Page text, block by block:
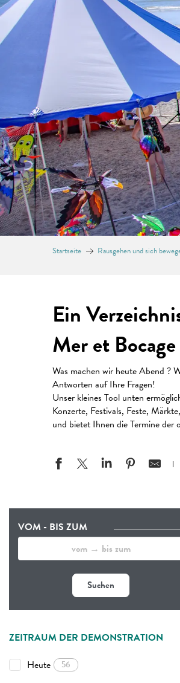
Startseite Rausgehen und sich
Ein
Mer et
Was machen wir heute Abend ?
Antworten auf Ihre Fragen!
Unser kleines Tool unten
Konzerte, Festivals, Feste,
und bietet Ihnen die Termine der
VOM - BIS ZUM
Suchen
ZEITRAUM DER DEMONSTRATION
Heute
56